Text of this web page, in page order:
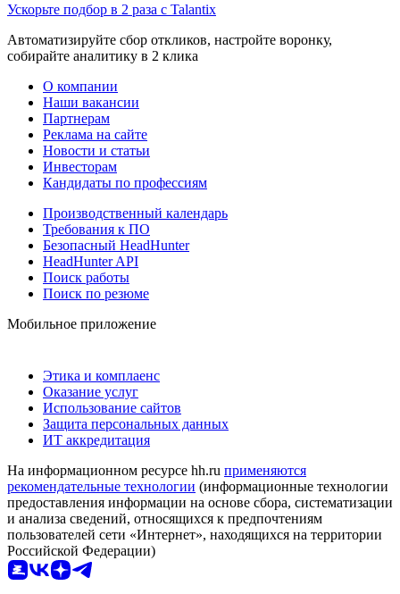
Ускорьте подбор в 2 раза с Talantix
Автоматизируйте сбор откликов, настройте воронку,
собирайте аналитику в 2 клика
О компании
Наши вакансии
Партнерам
Реклама на сайте
Новости и статьи
Инвесторам
Кандидаты по профессиям
Производственный календарь
Требования к ПО
Безопасный HeadHunter
HeadHunter API
Поиск работы
Поиск по резюме
Мобильное приложение
Этика и комплаенс
Оказание услуг
Использование сайтов
Защита персональных данных
ИТ аккредитация
На информационном ресурсе hh.ru применяются
рекомендательные технологии (информационные технологии
предоставления информации на основе сбора, систематизации
и анализа сведений, относящихся к предпочтениям
пользователей сети «Интернет», находящихся на территории
Российской Федерации)